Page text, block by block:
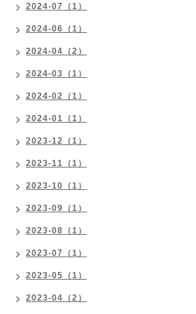
2024-07（1）
2024-06（1）
2024-04（2）
2024-03（1）
2024-02（1）
2024-01（1）
2023-12（1）
2023-11（1）
2023-10（1）
2023-09（1）
2023-08（1）
2023-07（1）
2023-05（1）
2023-04（2）